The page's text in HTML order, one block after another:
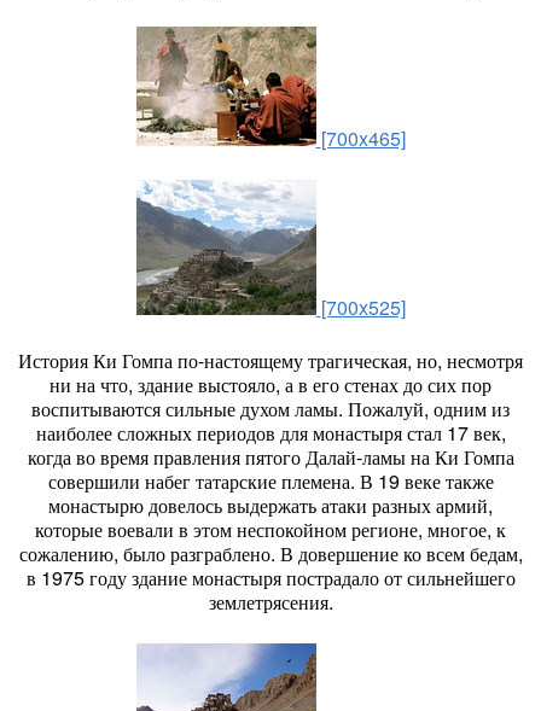
[700x465]
[700x525]
История Ки Гомпа по-настоящему трагическая, но, несмотря
ни на что, здание выстояло, а в его стенах до сих пор
воспитываются сильные духом ламы. Пожалуй, одним из
наиболее сложных периодов для монастыря стал 17 век,
когда во время правления пятого Далай-ламы на Ки Гомпа
совершили набег татарские племена. В 19 веке также
монастырю довелось выдержать атаки разных армий,
которые воевали в этом неспокойном регионе, многое, к
сожалению, было разграблено. В довершение ко всем бедам,
в 1975 году здание монастыря пострадало от сильнейшего
землетрясения.